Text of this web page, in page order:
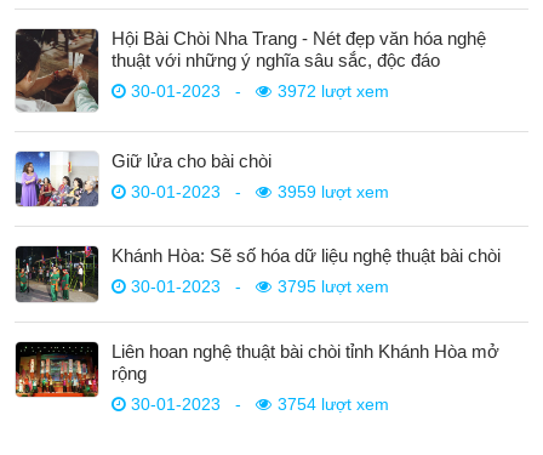
Hội Bài Chòi Nha Trang - Nét đẹp văn hóa nghệ
thuật với những ý nghĩa sâu sắc, độc đáo
30-01-2023 - 3972 lượt xem
Giữ lửa cho bài chòi
30-01-2023 - 3959 lượt xem
Khánh Hòa: Sẽ số hóa dữ liệu nghệ thuật bài chòi
30-01-2023 - 3795 lượt xem
Liên hoan nghệ thuật bài chòi tỉnh Khánh Hòa mở
rộng
30-01-2023 - 3754 lượt xem